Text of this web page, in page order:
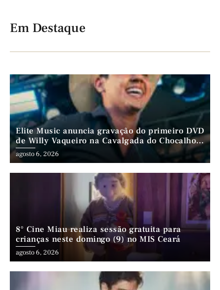
Em Destaque
Elite Music anuncia gravação do primeiro DVD
de Willy Vaqueiro na Cavalgada do Chocalho
(PE)
agosto 6, 2026
8° Cine Miau realiza sessão gratuita para
crianças neste domingo (9) no MIS Ceará
agosto 6, 2026